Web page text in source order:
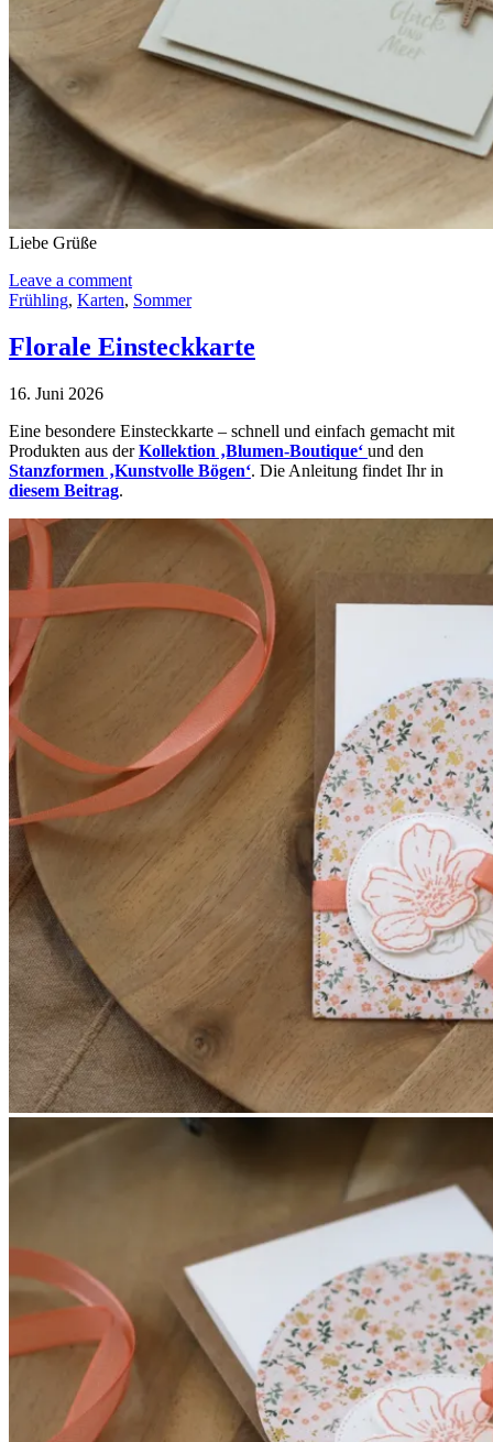
Liebe Grüße
Leave a comment
Frühling, Karten, Sommer
Florale Einsteckkarte
16. Juni 2026
Eine besondere Einsteckkarte – schnell und einfach gemacht mit
Produkten aus derKollektion ‚Blumen-Boutique‘ und den
Stanzformen ‚Kunstvolle Bögen‘. Die Anleitung findet Ihr in
diesem Beitrag.